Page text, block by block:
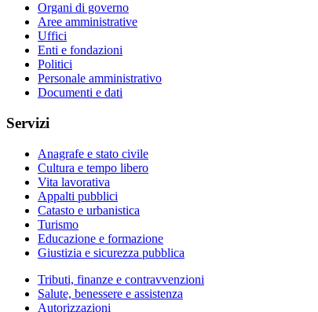
Organi di governo
Aree amministrative
Uffici
Enti e fondazioni
Politici
Personale amministrativo
Documenti e dati
Servizi
Anagrafe e stato civile
Cultura e tempo libero
Vita lavorativa
Appalti pubblici
Catasto e urbanistica
Turismo
Educazione e formazione
Giustizia e sicurezza pubblica
Tributi, finanze e contravvenzioni
Salute, benessere e assistenza
Autorizzazioni